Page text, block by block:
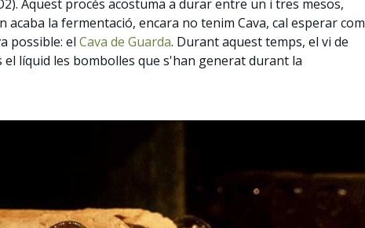
Aquest procés acostuma a durar entre un i tres mesos,
la fermentació, encara no tenim Cava, cal esperar com
possible: el Cava de Guarda. Durant aquest temps, el vi de
líquid les bombolles que s'han generat durant la